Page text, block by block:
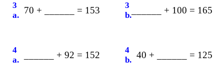
3
a. 70 + ______ = 153
3
b. ______ + 100 = 165
4
a.
______ + 92 = 152
4
b. 40 + ______ = 125